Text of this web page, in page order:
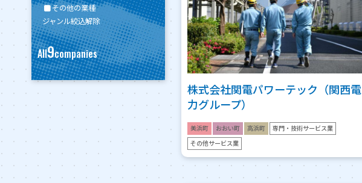
その他の業種
ジャンル絞込解除
All9companies
株式会社関電パワーテック（関西電
力グループ）
美浜町 おおい町 高浜町 専門・技術サービス業
その他サービス業